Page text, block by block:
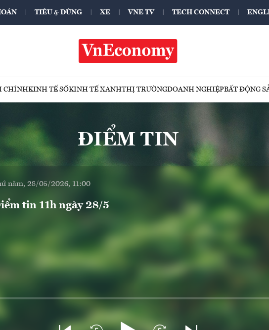
TIÊU & DÙNG XE VNE TV TECH CONNECT
CHÍNHKINH TẾ SỐKINH TẾ XANHTHỊ TRƯỜNGDOANH NGHIỆPBẤT ĐỘNG
ĐIỂM TIN
năm, 28/05/2026, 11:00
tin 11h ngày 28/5